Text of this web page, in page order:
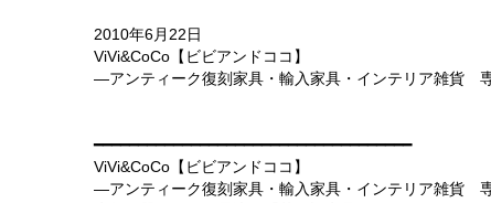
2010年6月22日
ViVi&CoCo【ビビアンドココ】
―アンティーク復刻家具・輸入家具・インテリア雑貨
━━━━━━━━━━━━━━━━━━━━━━━━━━━━━━━━━━━━
ViVi&CoCo【ビビアンドココ】
―アンティーク復刻家具・輸入家具・インテリア雑貨